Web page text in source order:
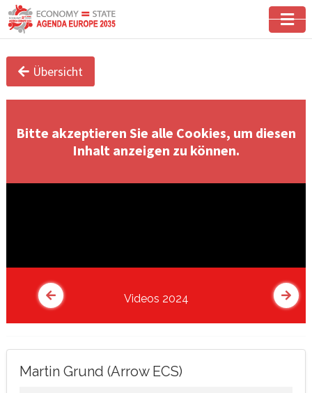
Übersicht
Bitte akzeptieren Sie alle Cookies, um diesen
Inhalt anzeigen zu können.
Videos 2024
Martin Grund (Arrow ECS)